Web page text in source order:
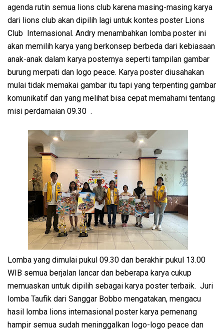
agenda rutin semua lions club karena masing-masing karya
dari lions club akan dipilih lagi untuk kontes poster Lions
Club Internasional. Andry menambahkan lomba poster ini
akan memilih karya yang berkonsep berbeda dari kebiasaan
anak-anak dalam karya posternya seperti tampilan gambar
burung merpati dan logo peace. Karya poster diusahakan
mulai tidak memakai gambar itu tapi yang terpenting gambar
komunikatif dan yang melihat bisa cepat memahami tentang
misi perdamaian 09.30 .
Lomba yang dimulai pukul 09.30 dan berakhir pukul 13.00
WIB semua berjalan lancar dan beberapa karya cukup
memuaskan untuk dipilih sebagai karya poster terbaik. Juri
lomba Taufik dari Sanggar Bobbo mengatakan, mengacu
hasil lomba lions internasional poster karya pemenang
hampir semua sudah meninggalkan logo-logo peace dan